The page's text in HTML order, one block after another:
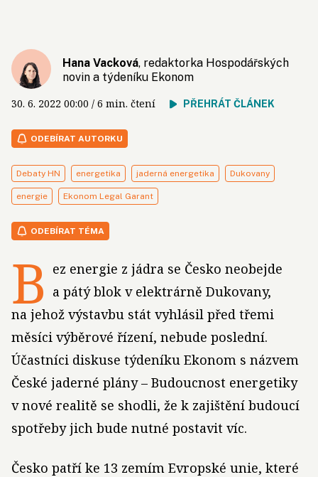
Hana Vacková, redaktorka Hospodářských
novin a týdeníku Ekonom
30. 6. 2022 00:00 / 6 min. čtení PŘEHRÁT ČLÁNEK
ODEBÍRAT AUTORKU
Debaty HN energetika jaderná energetika Dukovany
energie Ekonom Legal Garant
ODEBÍRAT TÉMA
B ez energie z jádra se Česko neobejde
a pátý blok v elektrárně Dukovany,
na jehož výstavbu stát vyhlásil před třemi
měsíci výběrové řízení, nebude poslední.
Účastníci diskuse týdeníku Ekonom s názvem
České jaderné plány – Budoucnost energetiky
v nové realitě se shodli, že k zajištění budoucí
spotřeby jich bude nutné postavit víc.
Česko patří ke 13 zemím Evropské unie, které